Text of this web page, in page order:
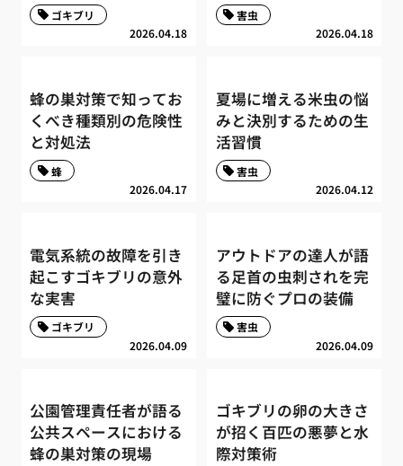
2026.04.18
ゴキブリ
2026.04.18
害虫
蜂の巣対策で知ってお
くべき種類別の危険性
と対処法
2026.04.17
蜂
夏場に増える米虫の悩
みと決別するための生
活習慣
2026.04.12
害虫
電気系統の故障を引き
起こすゴキブリの意外
な実害
2026.04.09
ゴキブリ
アウトドアの達人が語
る足首の虫刺されを完
璧に防ぐプロの装備
2026.04.09
害虫
公園管理責任者が語る
公共スペースにおける
蜂の巣対策の現場
ゴキブリの卵の大きさ
が招く百匹の悪夢と水
際対策術